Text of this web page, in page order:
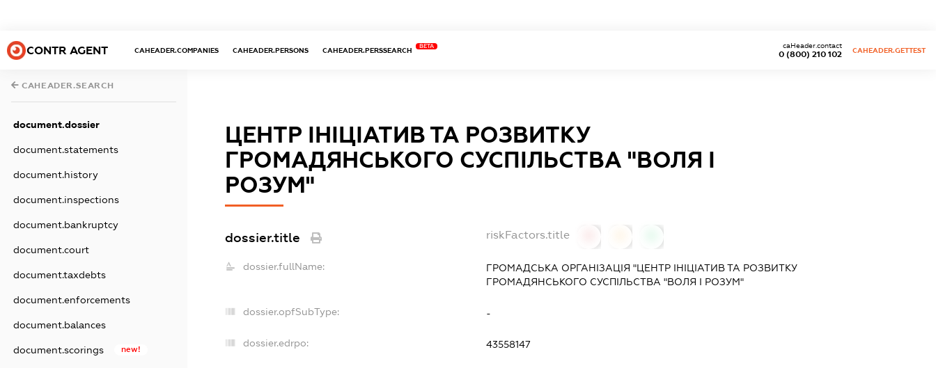
CONTR AGENT CAHEADER.COMPANIES CAHEADER.PERSONS CAHEADER.PERSSEARCH
BETA
0 (800) 210 102
caHeader.contact
CAHEADER.GETTEST
CAHEADER.SEARCH
document.dossier
document.statements
document.history
document.inspections
document.bankruptcy
document.court
document.taxdebts
document.enforcements
document.balances
document.scorings new!
ЦЕНТР ІНІЦІАТИВ ТА РОЗВИТКУ
ГРОМАДЯНСЬКОГО СУСПІЛЬСТВА "ВОЛЯ І
РОЗУМ"
dossier.title riskFactors.title
dossier.fullName:
ГРОМАДСЬКА ОРГАНІЗАЦІЯ "ЦЕНТР ІНІЦІАТИВ ТА РОЗВИТКУ
ГРОМАДЯНСЬКОГО СУСПІЛЬСТВА "ВОЛЯ І РОЗУМ"
dossier.opfSubType: -
dossier.edrpo: 43558147